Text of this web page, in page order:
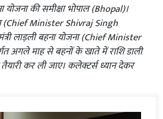
योजना की समीक्षा भोपाल (Bhopal)।
(Chief Minister Shivraj Singh
लाड़ली बहना योजना (Chief Minister
अगले माह से बहनों के खाते में राशि डाली
कर ली जाए। कलेक्टर्स ध्यान देकर